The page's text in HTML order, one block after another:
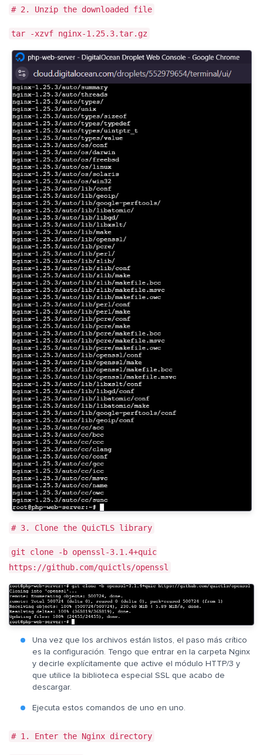
# 2. Unzip the downloaded file
tar -xzvf nginx-1.25.3.tar.gz
# 3. Clone the QuicTLS library
git clone -b openssl-3.1.4+quic
https://github.com/quictls/openssl
Una vez que los archivos están listos, el paso más crítico
es la configuración. Tengo que entrar en la carpeta Nginx
y decirle explícitamente que active el módulo HTTP/3 y
que utilice la biblioteca especial SSL que acabo de
descargar.
Ejecuta estos comandos de uno en uno.
# 1. Enter the Nginx directory